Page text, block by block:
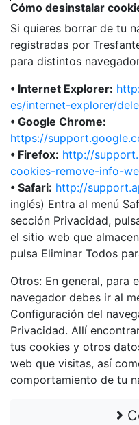
Cómo desinstalar
Si quieres borrar de tu
registradas por
para distintos
• Internet Explorer:
es/internet-explorer/
• Google Chrome:
https://
• Firefox: http://
cookies-remove-info-
• Safari: http://
inglés) Entra al menú
sección Privacidad,
el sitio web que
pulsa Eliminar Todos
Otros: En general, para
navegador debes ir al
Configuración del
Privacidad. Allí
tus cookies y otros
web que visitas, así
comportamiento de tu